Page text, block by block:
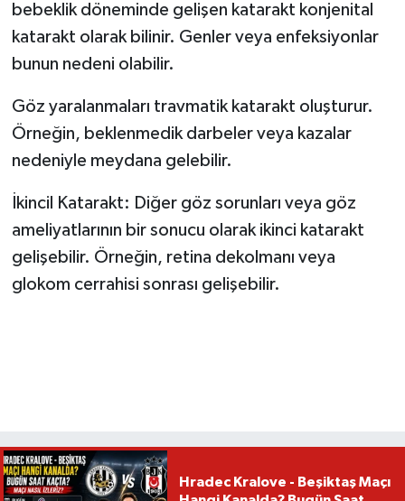
bebeklik döneminde gelişen katarakt konjenital
katarakt olarak bilinir. Genler veya enfeksiyonlar
bunun nedeni olabilir.
Göz yaralanmaları travmatik katarakt oluşturur.
Örneğin, beklenmedik darbeler veya kazalar
nedeniyle meydana gelebilir.
İkincil Katarakt: Diğer göz sorunları veya göz
ameliyatlarının bir sonucu olarak ikinci katarakt
gelişebilir. Örneğin, retina dekolmanı veya
glokom cerrahisi sonrası gelişebilir.
Hradec Kralove - Beşiktaş Maçı